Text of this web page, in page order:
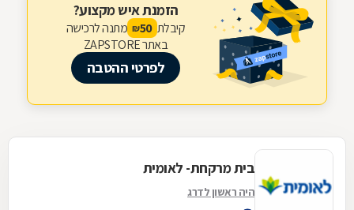
הזמנת איש מקצוע?
קיבלת 50
₪ מתנה לרכישה
באתר ZAPSTORE
לפרטי ההטבה
בית מרקחת- לאומית
היה ראשון לדרג